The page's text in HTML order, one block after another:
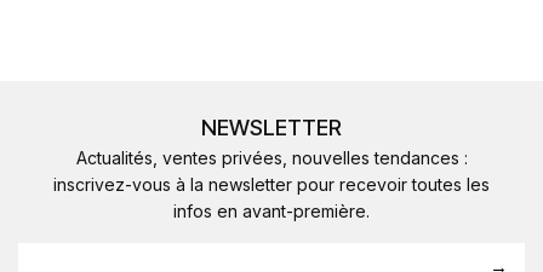
NEWSLETTER
Actualités, ventes privées, nouvelles tendances :
inscrivez-vous à la newsletter pour recevoir toutes les
infos en avant-première.